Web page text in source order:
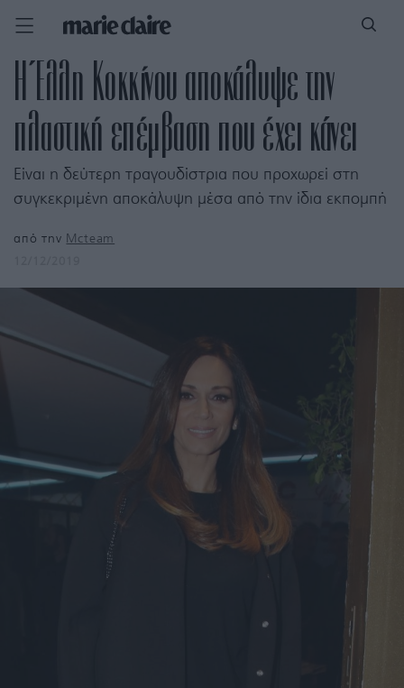
H Έλλη Κοκκίνου αποκάλυψε την
πλαστική επέμβαση που έχει κάνει
Είναι η δεύτερη τραγουδίστρια που προχωρεί στη
συγκεκριμένη αποκάλυψη μέσα από την ίδια εκπομπή
από την Mcteam